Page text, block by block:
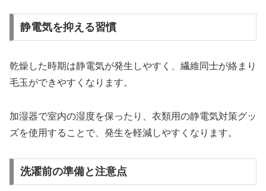
静電気を抑える習慣
乾燥した時期は静電気が発生しやすく、繊維同士が絡まり
毛玉ができやすくなります。
加湿器で室内の湿度を保ったり、衣類用の静電気対策グッ
ズを使用することで、発生を軽減しやすくなります。
洗濯前の準備と注意点